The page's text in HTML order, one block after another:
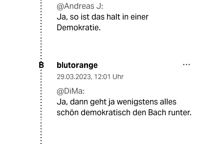
@Andreas J:
Ja, so ist das halt in einer
Demokratie.
B blutorange
29.03.2023, 12:01 Uhr
@DiMa:
Ja, dann geht ja wenigstens alles
schön demokratisch den Bach runter.